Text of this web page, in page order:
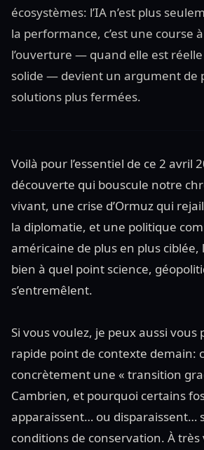
écosystèmes: l’IA n’est plus
la performance, c’est une course
l’ouverture — quand elle est
solide — devient un argument de
solutions plus fermées.
Voilà pour l’essentiel de ce 2 avril
découverte qui bouscule notre
vivant, une crise d’Ormuz qui
la diplomatie, et une politique
américaine de plus en plus
bien à quel point science,
s’entremêlent.
Si vous voulez, je peux aussi vous
rapide point de contexte demain:
concrètement une « transition
Cambrien, et pourquoi certains
apparaissent… ou disparaissent…
conditions de conservation. À